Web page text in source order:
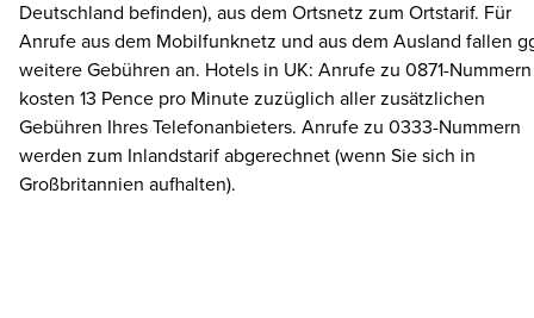
Deutschland befinden), aus dem Ortsnetz zum Ortstarif. Für
Anrufe aus dem Mobilfunknetz und aus dem Ausland fallen
weitere Gebühren an. Hotels in UK: Anrufe zu 0871-Nummern
kosten 13 Pence pro Minute zuzüglich aller zusätzlichen
Gebühren Ihres Telefonanbieters. Anrufe zu 0333-Nummern
werden zum Inlandstarif abgerechnet (wenn Sie sich in
Großbritannien aufhalten).